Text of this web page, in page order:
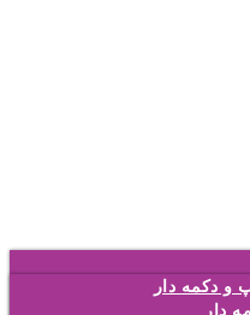
و دکمه دار
دار